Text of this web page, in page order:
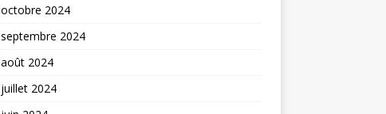
octobre 2024
septembre 2024
août 2024
juillet 2024